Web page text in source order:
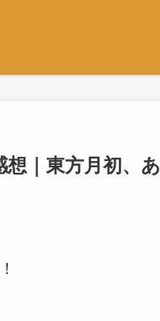
想｜東方月初、